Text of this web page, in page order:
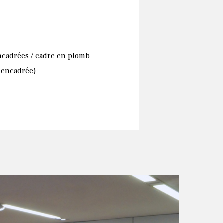
/ cadre en plomb